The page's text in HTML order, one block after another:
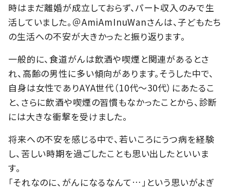
時はまだ離婚が成立しておらず、パート収入のみで生
活していました。＠AmiAmInuWanさんは、子どもたち
の生活への不安が大きかったと振り返ります。
一般的に、食道がんは飲酒や喫煙と関連があるとさ
れ、高齢の男性に多い傾向があります。そうした中で、
自身は女性でありAYA世代（10代～30代）にあたるこ
と、さらに飲酒や喫煙の習慣もなかったことから、診断
には大きな衝撃を受けました。
将来への不安を感じる中で、若いころにうつ病を経験
し、苦しい時期を過ごしたことも思い出したといいま
す。
「それなのに、がんになるなんて…」という思いがよぎ